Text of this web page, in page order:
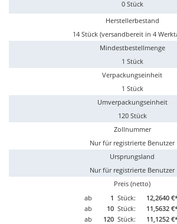
0 Stück
Herstellerbestand
14 Stück (versandbereit in 4
Mindestbestellmenge
1 Stück
Verpackungseinheit
1 Stück
Umverpackungseinheit
120 Stück
Zollnummer
Nur für registrierte Benutzer
Ursprungsland
Nur für registrierte Benutzer
Preis (netto)
ab
1 Stück:
12,2640
ab
10 Stück:
11,5632
ab
120 Stück: 11,1252